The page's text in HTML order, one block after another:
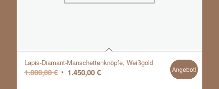
Lapis-Diamant-Manschettenknöpfe, Weißgold
1.800,00€ Ursprünglicher
1.450,00€Aktueller
Angebot!